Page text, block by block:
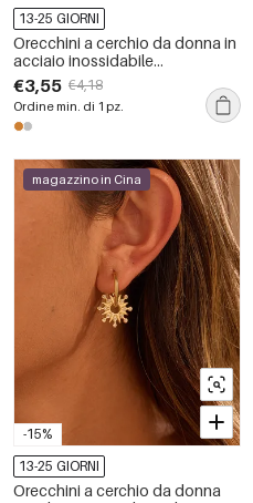
13-25 GIORNI
Orecchini a cerchio da donna in
acciaio inossidabile
impermeabile color oro con
strass.
€3,55 €4,18
Ordine min. di 1 pz.
-15%
magazzino in Cina
13-25 GIORNI
Orecchini a cerchio da donna